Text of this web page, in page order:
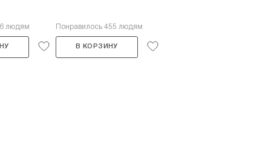
людям Понравилось 455 людям
В КОРЗИНУ